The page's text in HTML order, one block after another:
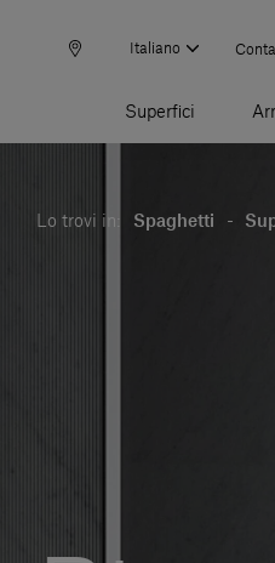
Italiano
Superfici
Lo trovi in: Spaghetti -